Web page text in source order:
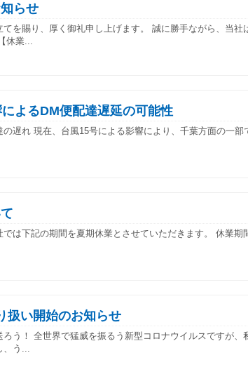
らせ
を賜り、厚く御礼申し上げます。 誠に勝手ながら、当社
休業...
よるDM便配達遅延の可能性
の遅れ 現在、台風15号による影響により、千葉方面の一
では下記の期間を夏期休業とさせていただきます。 休業
扱い開始のお知らせ
う！ 全世界で猛威を振るう新型コロナウイルスですが
う...